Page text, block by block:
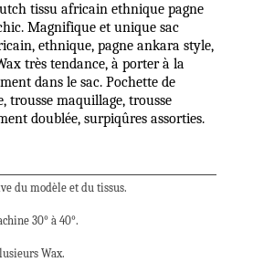
tissu africain ethnique pagne
Magnifique et unique sac
ethnique, pagne ankara style,
très tendance, à porter à la
dans le sac. Pochette de
trousse maquillage, trousse
doublée, surpiqûres assorties.
du modèle et du tissus.
30° à 40°.
Wax.